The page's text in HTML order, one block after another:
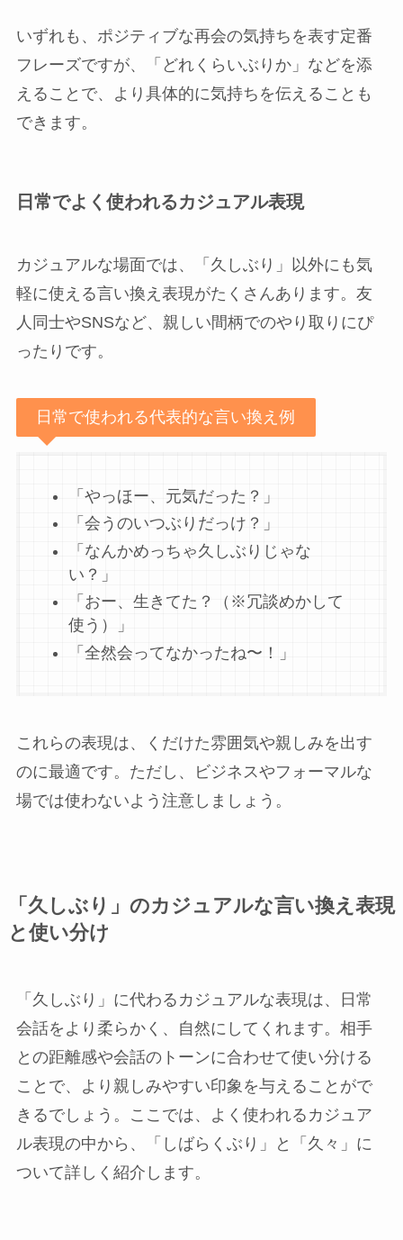
いずれも、ポジティブな再会の気持ちを表す定番
フレーズですが、「どれくらいぶりか」などを添
えることで、より具体的に気持ちを伝えることも
できます。
日常でよく使われるカジュアル表現
カジュアルな場面では、「久しぶり」以外にも気
軽に使える言い換え表現がたくさんあります。友
人同士やSNSなど、親しい間柄でのやり取りにぴ
ったりです。
日常で使われる代表的な言い換え例
「やっほー、元気だった？」
「会うのいつぶりだっけ？」
「なんかめっちゃ久しぶりじゃな
い？」
「おー、生きてた？（※冗談めかして
使う）」
「全然会ってなかったね〜！」
これらの表現は、くだけた雰囲気や親しみを出す
のに最適です。ただし、ビジネスやフォーマルな
場では使わないよう注意しましょう。
「久しぶり」のカジュアルな言い換え表現
と使い分け
「久しぶり」に代わるカジュアルな表現は、日常
会話をより柔らかく、自然にしてくれます。相手
との距離感や会話のトーンに合わせて使い分ける
ことで、より親しみやすい印象を与えることがで
きるでしょう。ここでは、よく使われるカジュア
ル表現の中から、「しばらくぶり」と「久々」に
ついて詳しく紹介します。